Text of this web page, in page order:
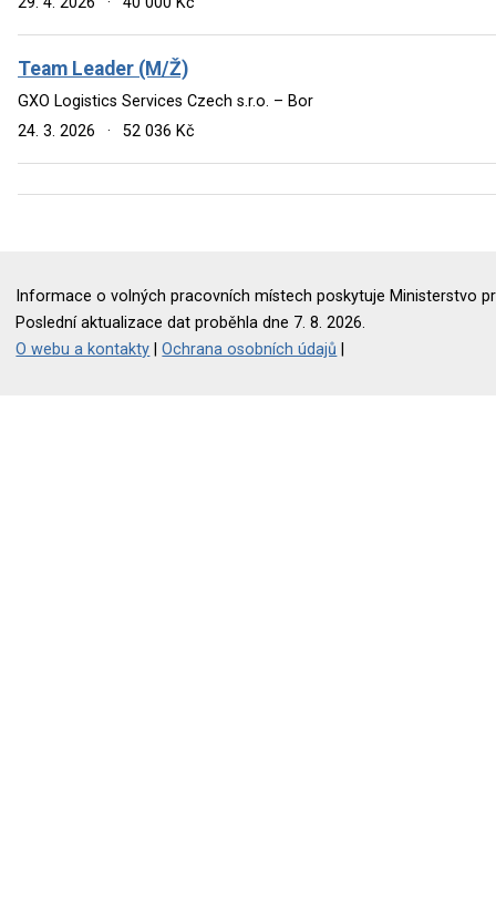
Team Leader (M/Ž)
GXO Logistics Services Czech s.r.o. – Bor
24. 3. 2026
· 52 036 Kč
Informace o volných pracovních místech poskytuje Ministerstvo
Poslední aktualizace dat proběhla dne 7. 8. 2026.
O webu a kontakty |Ochrana osobních údajů